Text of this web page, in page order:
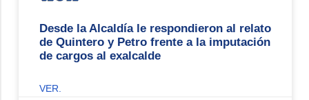
Desde la Alcaldía le respondieron al relato
de Quintero y Petro frente a la imputación
de cargos al exalcalde
VER.